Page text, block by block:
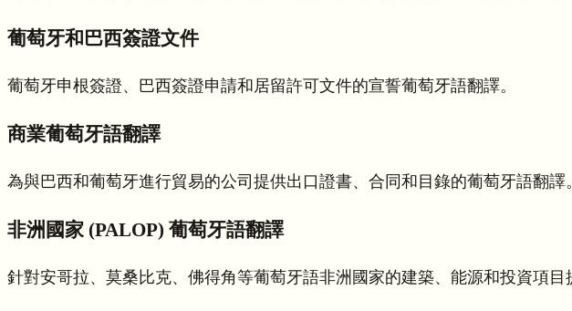
葡萄牙和巴西簽證文件
葡萄牙申根簽證、巴西簽證申請和居留許可文件的宣誓葡萄牙語翻譯。
商業葡萄牙語翻譯
為與巴西和葡萄牙進行貿易的公司提供出口證書、合同和目錄的葡萄牙語翻譯。
非洲國家 (PALOP) 葡萄牙語翻譯
針對安哥拉、莫桑比克、佛得角等葡萄牙語非洲國家的建築、能源和投資項目